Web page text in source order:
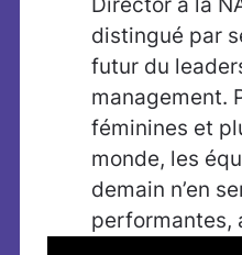
Director à la
distingué par
futur du
management.
féminines et
monde, les
demain n’en
performantes,